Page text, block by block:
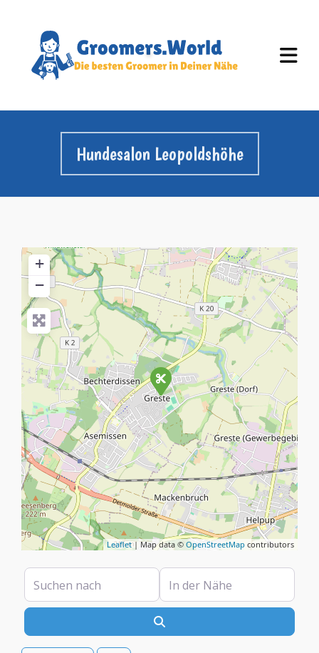
Hundesalon Leopoldshöhe
+
−
Leaflet| Map data © OpenStreetMap contributors
Suchen nach In der Nähe